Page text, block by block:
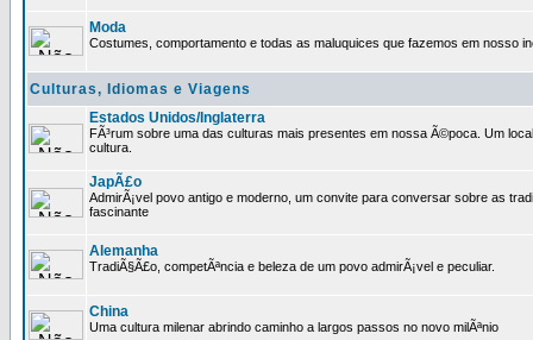
Moda
Costumes, comportamento e todas as maluquices que fazemos em nosso
Culturas, Idiomas e Viagens
Estados Unidos/Inglaterra
FÃ³rum sobre uma das culturas mais presentes em nossa Ã©poca. Um
cultura.
JapÃ£o
AdmirÃ¡vel povo antigo e moderno, um convite para conversar sobre as
fascinante
Alemanha
TradiÃ§Ã£o, competÃªncia e beleza de um povo admirÃ¡vel e peculiar.
China
Uma cultura milenar abrindo caminho a largos passos no novo milÃªnio